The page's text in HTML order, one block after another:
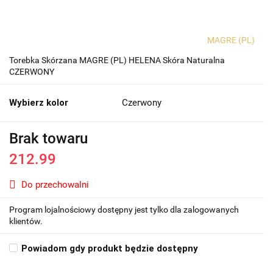
MAGRE (PL)
Torebka Skórzana MAGRE (PL) HELENA Skóra Naturalna
CZERWONY
Wybierz kolor Czerwony
Brak towaru
212.99
Do przechowalni
Program lojalnościowy dostępny jest tylko dla zalogowanych
klientów.
Powiadom gdy produkt będzie dostępny